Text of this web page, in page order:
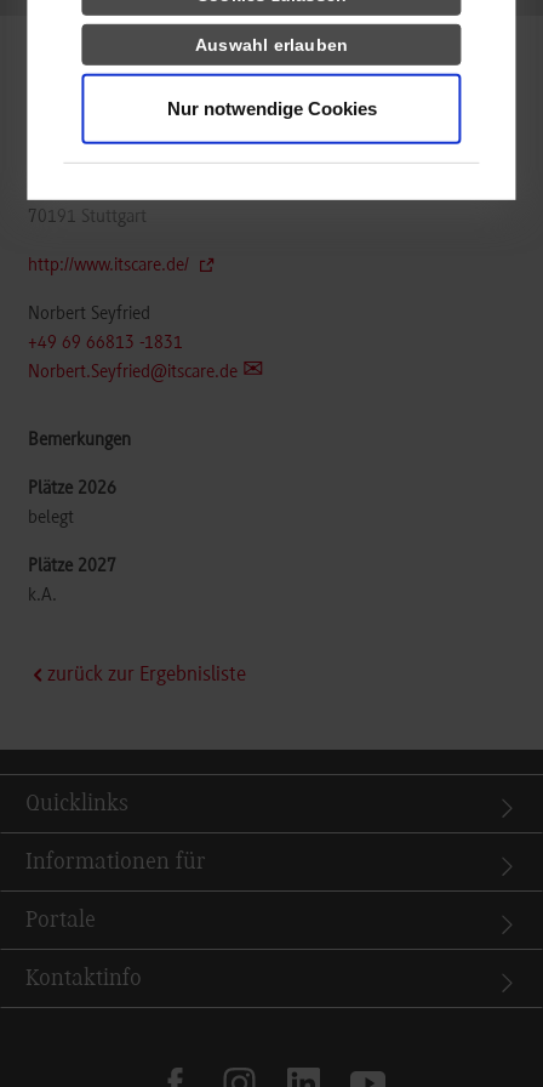
Auswahl erlauben
Nur notwendige Cookies
Wirtschaftsinformatik / Data Science
ITSCare - IT-Services für den Gesundheitsmarkt GbR
70191 Stuttgart
http://www.itscare.de/
Norbert Seyfried
+49 69 66813 -1831
Norbert.Seyfried@itscare.de
belegt
k.A.
zurück zur Ergebnisliste
Quicklinks
Informationen für
Portale
Kontaktinfo
facebookinstagramlinkedinyoutube